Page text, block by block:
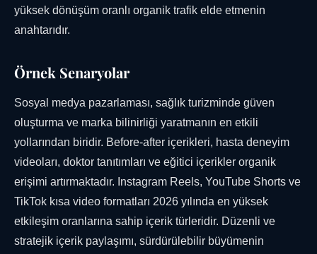
yüksek dönüşüm oranlı organik trafik elde etmenin
anahtarıdır.
Örnek Senaryolar
Sosyal medya pazarlaması, sağlık turizminde güven
oluşturma ve marka bilinirliği yaratmanın en etkili
yollarından biridir. Before-after içerikleri, hasta deneyim
videoları, doktor tanıtımları ve eğitici içerikler organik
erişimi artırmaktadır. Instagram Reels, YouTube Shorts ve
TikTok kısa video formatları 2026 yılında en yüksek
etkileşim oranlarına sahip içerik türleridir. Düzenli ve
stratejik içerik paylaşımı, sürdürülebilir büyümenin